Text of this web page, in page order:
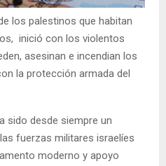
los palestinos que habitan
inició con los violentos
asesinan e incendian los
la protección armada del
sido desde siempre un
fuerzas militares israelíes
moderno y apoyo